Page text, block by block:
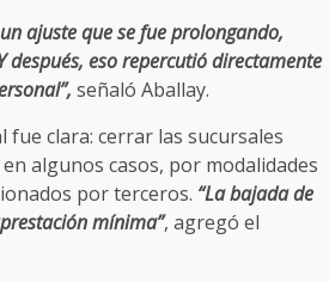
ajuste que se fue prolongando,
eso repercutió directamente
señaló Aballay.
clara: cerrar las sucursales
algunos casos, por modalidades
por terceros. “La bajada de
mínima”, agregó el